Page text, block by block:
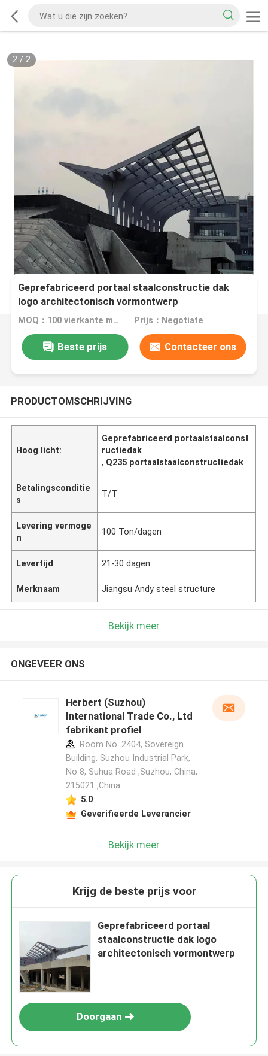
2/ 2
Geprefabriceerd portaal staalconstructie dak
logo architectonisch vormontwerp
MOQ：100 vierkante meter Prijs：Negotiate
Beste prijs Contacteer ons
PRODUCTOMSCHRIJVING
Hoog licht:
Geprefabriceerd portaalstaalconst
ructiedak
, Q235 portaalstaalconstructiedak
Betalingsconditie
s
T/T
Levering vermoge
n
100 Ton/dagen
Levertijd 21-30 dagen
Merknaam Jiangsu Andy steel structure
Bekijk meer
ONGEVEER ONS
Herbert (Suzhou)
International Trade Co., Ltd
fabrikant profiel
Room No. 2404, Sovereign
Building, Suzhou Industrial Park,
No 8, Suhua Road ,Suzhou, China,
215021 ,China
5.0
Geverifieerde Leverancier
Bekijk meer
Krijg de beste prijs voor
Geprefabriceerd portaal
staalconstructie dak logo
architectonisch vormontwerp
Doorgaan